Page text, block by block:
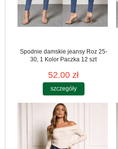
Spodnie damskie jeansy Roz 25-
30, 1 Kolor Paczka 12 szt
52.00 zł
szczegóły